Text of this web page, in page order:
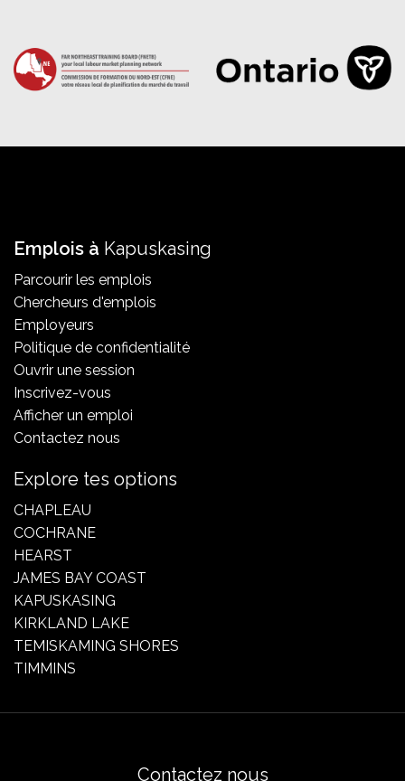
Emplois à Kapuskasing
Parcourir les emplois
Chercheurs d'emplois
Employeurs
Politique de confidentialité
Ouvrir une session
Inscrivez-vous
Afficher un emploi
Contactez nous
Explore tes options
CHAPLEAU
COCHRANE
HEARST
JAMES BAY COAST
KAPUSKASING
KIRKLAND LAKE
TEMISKAMING SHORES
TIMMINS
Contactez nous